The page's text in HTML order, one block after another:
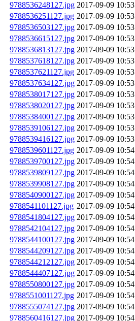
9788536248127.jpg 2017-09-09 10:53
9788536251127.jpg 2017-09-09 10:53
9788536503127.jpg 2017-09-09 10:53
9788536615127.jpg 2017-09-09 10:53
9788536813127.jpg 2017-09-09 10:53
9788537618127.jpg 2017-09-09 10:53
9788537621127.jpg 2017-09-09 10:53
9788537634127.jpg 2017-09-09 10:53
9788538017127.jpg 2017-09-09 10:53
9788538020127.jpg 2017-09-09 10:53
9788538400127.jpg 2017-09-09 10:53
9788539106127.jpg 2017-09-09 10:53
9788539416127.jpg 2017-09-09 10:53
9788539601127.jpg 2017-09-09 10:54
9788539700127.jpg 2017-09-09 10:54
9788539809127.jpg 2017-09-09 10:54
9788539908127.jpg 2017-09-09 10:54
9788540900127.jpg 2017-09-09 10:54
9788541101127.jpg 2017-09-09 10:54
9788541804127.jpg 2017-09-09 10:54
9788542104127.jpg 2017-09-09 10:54
9788544100127.jpg 2017-09-09 10:54
9788544209127.jpg 2017-09-09 10:54
9788544212127.jpg 2017-09-09 10:54
9788544407127.jpg 2017-09-09 10:54
9788550800127.jpg 2017-09-09 10:54
9788551001127.jpg 2017-09-09 10:54
9788555074127.jpg 2017-09-09 10:54
9788560416127.jpg 2017-09-09 10:54